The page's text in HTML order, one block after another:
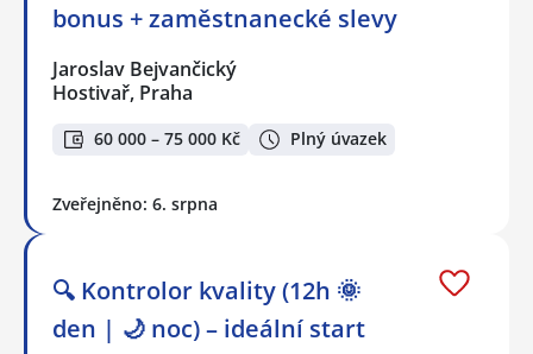
bonus + zaměstnanecké slevy
Jaroslav Bejvančický
Hostivař, Praha
60 000 – 75 000 Kč Plný úvazek
Zveřejněno: 6. srpna
🔍 Kontrolor kvality (12h 🌞
den | 🌙 noc) – ideální start